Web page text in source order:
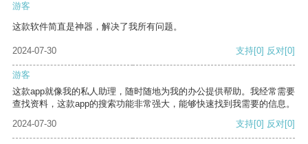
游客
这款软件简直是神器，解决了我所有问题。
2024-07-30 支持[0] 反对[0]
游客
这款app就像我的私人助理，随时随地为我的办公提供帮助。我经常需要
查找资料，这款app的搜索功能非常强大，能够快速找到我需要的信息。
2024-07-30
支持[0] 反对[0]